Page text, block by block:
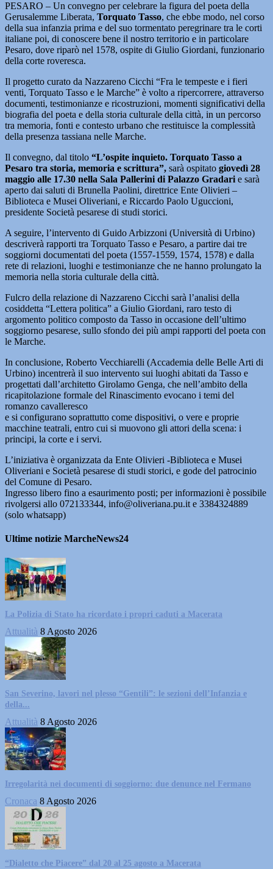
PESARO – Un convegno per celebrare la figura del poeta della
Gerusalemme Liberata, Torquato Tasso, che ebbe modo, nel corso
della sua infanzia prima e del suo tormentato peregrinare tra le corti
italiane poi, di conoscere bene il nostro territorio e in particolare
Pesaro, dove riparò nel 1578, ospite di Giulio Giordani, funzionario
della corte roveresca.
Il progetto curato da Nazzareno Cicchi “Fra le tempeste e i fieri
venti, Torquato Tasso e le Marche” è volto a ripercorrere, attraverso
documenti, testimonianze e ricostruzioni, momenti significativi della
biografia del poeta e della storia culturale della città, in un percorso
tra memoria, fonti e contesto urbano che restituisce la complessità
della presenza tassiana nelle Marche.
Il convegno, dal titolo “L’ospite inquieto. Torquato Tasso a
Pesaro tra storia, memoria e scrittura”, sarà ospitato giovedì 28
maggio alle 17.30 nella Sala Pallerini di Palazzo Gradari e sarà
aperto dai saluti di Brunella Paolini, direttrice Ente Olivieri –
Biblioteca e Musei Oliveriani, e Riccardo Paolo Uguccioni,
presidente Società pesarese di studi storici.
A seguire, l’intervento di Guido Arbizzoni (Università di Urbino)
descriverà rapporti tra Torquato Tasso e Pesaro, a partire dai tre
soggiorni documentati del poeta (1557-1559, 1574, 1578) e dalla
rete di relazioni, luoghi e testimonianze che ne hanno prolungato la
memoria nella storia culturale della città.
Fulcro della relazione di Nazzareno Cicchi sarà l’analisi della
cosiddetta “Lettera politica” a Giulio Giordani, raro testo di
argomento politico composto da Tasso in occasione dell’ultimo
soggiorno pesarese, sullo sfondo dei più ampi rapporti del poeta con
le Marche.
In conclusione, Roberto Vecchiarelli (Accademia delle Belle Arti di
Urbino) incentrerà il suo intervento sui luoghi abitati da Tasso e
progettati dall’architetto Girolamo Genga, che nell’ambito della
ricapitolazione formale del Rinascimento evocano i temi del
romanzo cavalleresco
e si configurano soprattutto come dispositivi, o vere e proprie
macchine teatrali, entro cui si muovono gli attori della scena: i
principi, la corte e i servi.
L’iniziativa è organizzata da Ente Olivieri -Biblioteca e Musei
Oliveriani e Società pesarese di studi storici, e gode del patrocinio
del Comune di Pesaro.
Ingresso libero fino a esaurimento posti; per informazioni è possibile
rivolgersi allo 072133344, info@oliveriana.pu.it e 3384324889
(solo whatsapp)
Ultime notizie MarcheNews24
La Polizia di Stato ha ricordato i propri caduti a Macerata
Attualità 8 Agosto 2026
San Severino, lavori nel plesso “Gentili”: le sezioni dell’Infanzia e
della...
Attualità 8 Agosto 2026
Irregolarità nei documenti di soggiorno: due denunce nel Fermano
Cronaca 8 Agosto 2026
“Dialetto che Piacere” dal 20 al 25 agosto a Macerata